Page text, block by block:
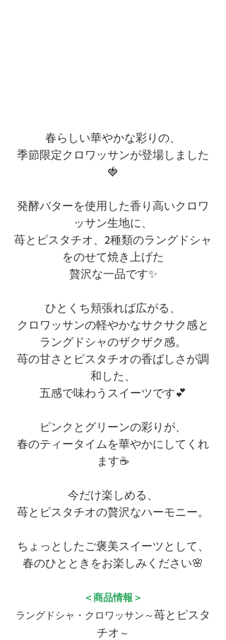
春らしい華やかな彩りの、
季節限定クロワッサンが登場しました
🍓
発酵バターを使用した香り高いクロワ
ッサン生地に、
苺とピスタチオ、2種類のラングドシャ
をのせて焼き上げた
贅沢な一品です✨
ひとくち頬張れば広がる、
クロワッサンの軽やかなサクサク感と
ラングドシャのザクザク感。
苺の甘さとピスタチオの香ばしさが調
和した、
五感で味わうスイーツです💕
ピンクとグリーンの彩りが、
春のティータイムを華やかにしてくれ
ます☕
今だけ楽しめる、
苺とピスタチオの贅沢なハーモニー。
ちょっとしたご褒美スイーツとして、
春のひとときをお楽しみください🌸
＜商品情報＞
ラングドシャ・クロワッサン～苺とピスタ
チオ ～